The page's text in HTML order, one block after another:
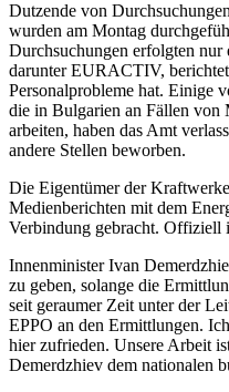
Dutzende von
wurden am Montag
Durchsuchungen erfolgten nur
darunter EURACTIV, berichtet
Personalprobleme hat. Einige
die in Bulgarien an Fällen von
arbeiten, haben das Amt
andere Stellen beworben.
Die Eigentümer der
Medienberichten mit dem
Verbindung gebracht. Offiziell
Innenminister Ivan
zu geben, solange die
seit geraumer Zeit unter der
ЕPPO an den Ermittlungen.
hier zufrieden. Unsere Arbeit
Demerdzhiev dem nationalen